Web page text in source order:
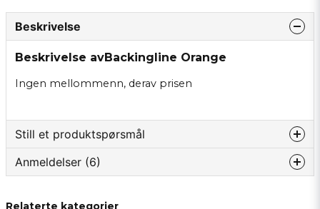
Beskrivelse
Beskrivelse avBackingline Orange
Ingen mellommenn, derav prisen
Still et produktspørsmål
question
Anmeldelser (6)
Lennart